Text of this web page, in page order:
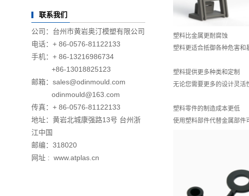
联系我们
公司：台州市黄岩奥汀模塑有限公司
电话：+ 86-0576-81122133
手机：+ 86-13216986734
+86-13018825123
邮箱：sales@odinmould.com
odinmould@163.com
传真：+ 86-0576-81122133
地址：黄岩北城康强路13号 台州浙
江中国
邮编：318020
网址 : www.atplas.cn
塑料比金属更耐腐蚀
塑料更适合抵御各种危害和
塑料提供更多种类和定制
无论您需要更多的设计灵活
塑料零件的制造成本更低
使用塑料部件代替金属部件